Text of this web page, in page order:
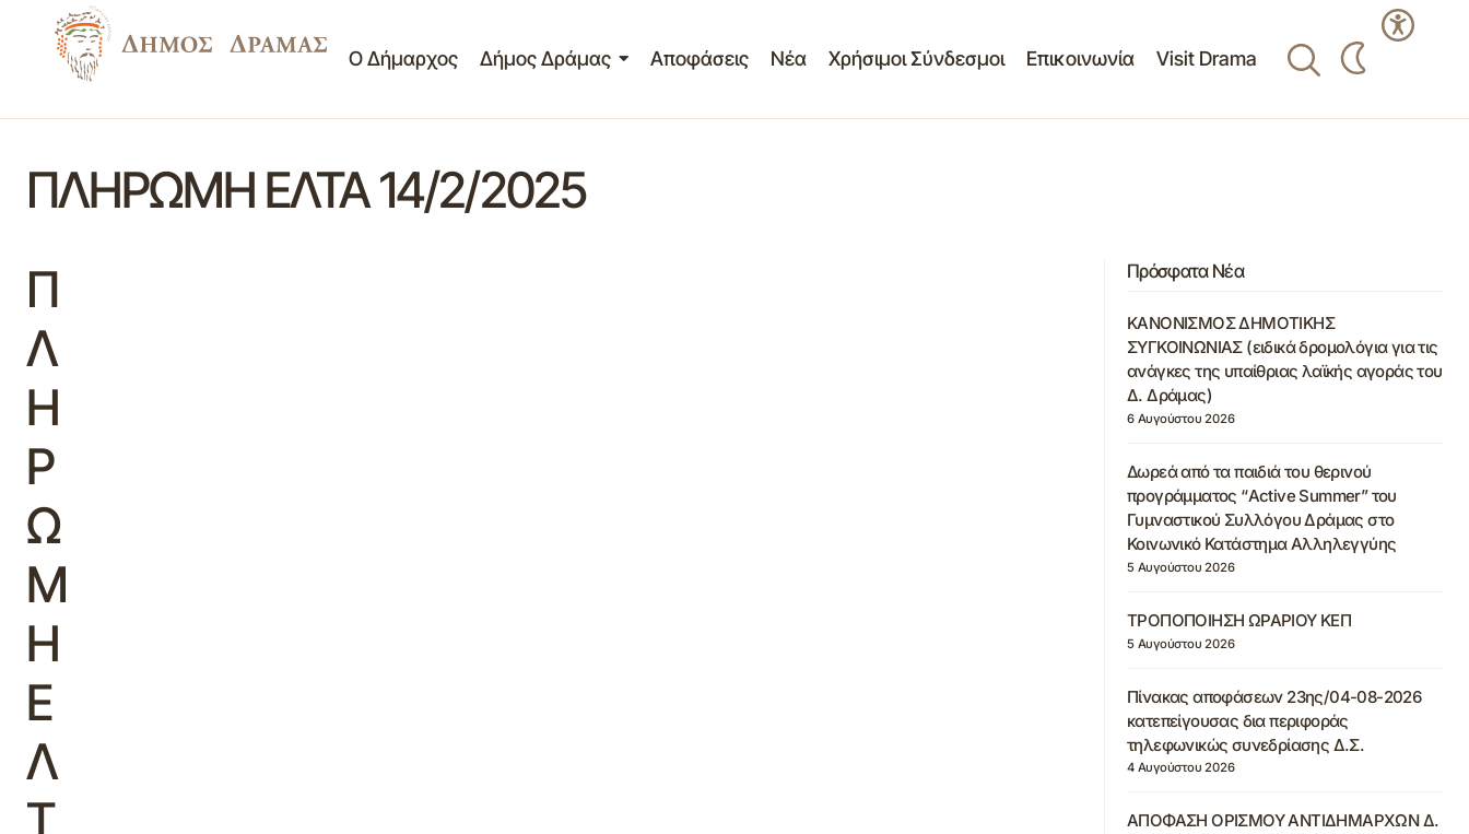
Ο Δήμαρχος Δήμος Δράμας Αποφάσεις Νέα Χρήσιμοι Σύνδεσμοι Επικοινωνία Visit Drama
ΠΛΗΡΩΜΗ ΕΛΤΑ 14/2/2025
Π
Λ
Η
Ρ
Ω
Μ
Η
Ε
Λ
Τ
Πρόσφατα Νέα
ΚΑΝΟΝΙΣΜΟΣ ΔΗΜΟΤΙΚΗΣ
ΣΥΓΚΟΙΝΩΝΙΑΣ (ειδικά δρομολόγια για τις
ανάγκες της υπαίθριας λαϊκής αγοράς του
Δ. Δράμας)
6 Αυγούστου 2026
Δωρεά από τα παιδιά του θερινού
προγράμματος “Active Summer” του
Γυμναστικού Συλλόγου Δράμας στο
Κοινωνικό Κατάστημα Αλληλεγγύης
5 Αυγούστου 2026
ΤΡΟΠΟΠΟΙΗΣΗ ΩΡΑΡΙΟΥ ΚΕΠ
5 Αυγούστου 2026
Πίνακας αποφάσεων 23ης/04-08-2026
κατεπείγουσας δια περιφοράς
τηλεφωνικώς συνεδρίασης Δ.Σ.
4 Αυγούστου 2026
ΑΠΟΦΑΣΗ ΟΡΙΣΜΟΥ ΑΝΤΙΔΗΜΑΡΧΩΝ Δ.